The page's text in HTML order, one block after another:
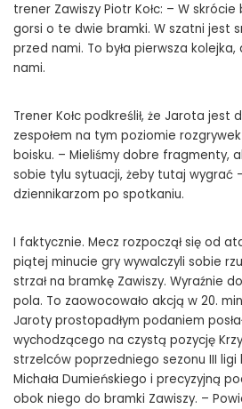
trener Zawiszy Piotr Kołc: – W
gorsi o te dwie bramki. W szatni jest
przed nami. To była pierwsza
nami.
Trener Kołc podkreślił, że Jarota jest
zespołem na tym poziomie
boisku. – Mieliśmy dobre fragmenty,
sobie tylu sytuacji, żeby tutaj wygrać
dziennikarzom po spotkaniu.
I faktycznie. Mecz rozpoczął się od
piątej minucie gry wywalczyli sobie
strzał na bramkę Zawiszy. Wyraźnie
pola. To zaowocowało akcją w 20.
Jaroty prostopadłym podaniem
wychodzącego na czystą pozycję
strzelców poprzedniego sezonu III ligi
Michała Dumieńskiego i precyzyjną
obok niego do bramki Zawiszy. –